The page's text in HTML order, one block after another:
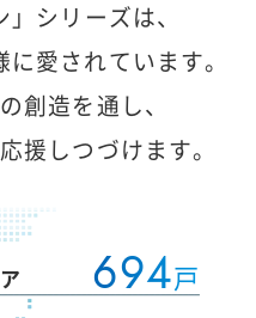
」シリーズは、
愛されています。
創造を通し、
援しつづけます。
694戸